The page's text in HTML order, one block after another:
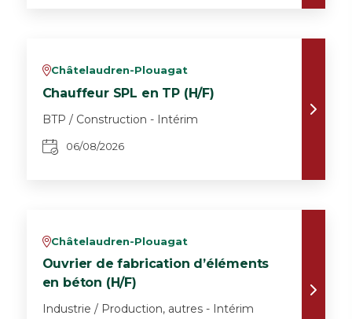
vChâtelaudren-Plouagat
Chauffeur SPL en TP (H/F)
BTP / Construction - Intérim
06/08/2026
vChâtelaudren-Plouagat
Ouvrier de fabrication d’éléments
en béton (H/F)
Industrie / Production, autres - Intérim